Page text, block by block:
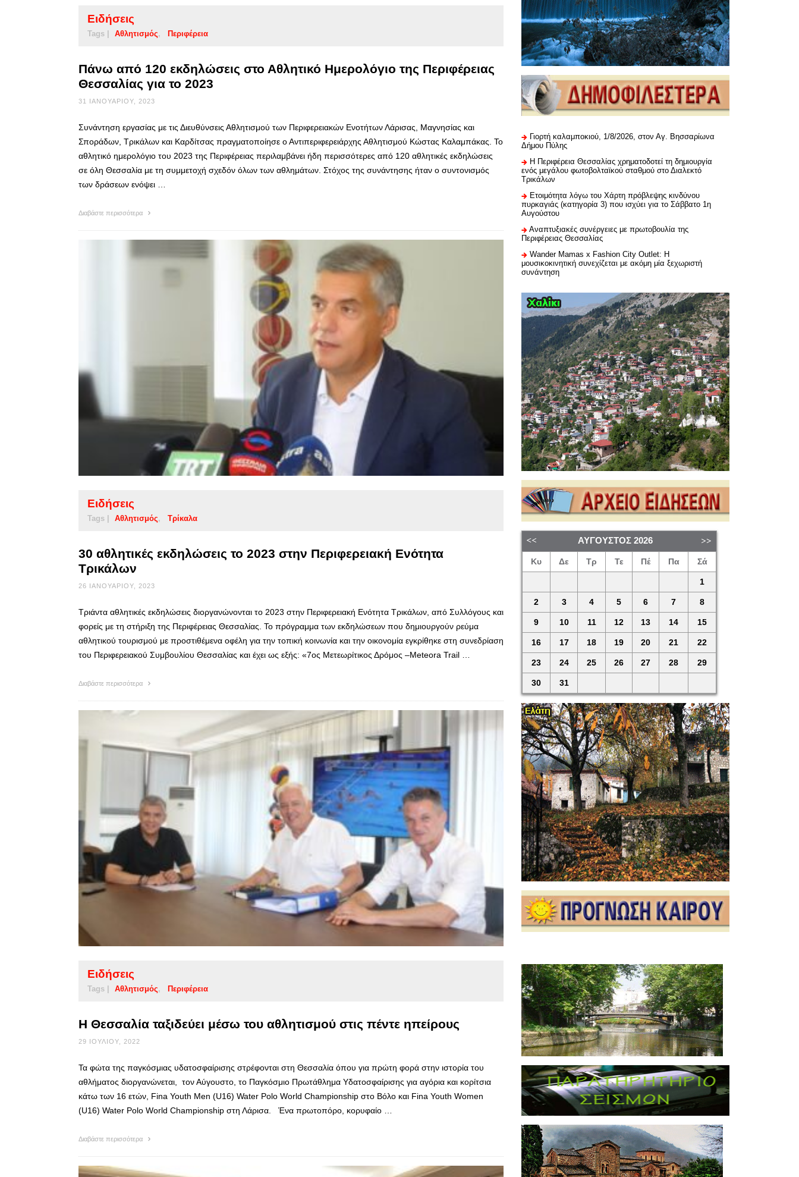
Ειδήσεις
Tags | Αθλητισμός Περιφέρεια
Πάνω από 120 εκδηλώσεις στο Αθλητικό Ημερολόγιο της Περιφέρειας
Θεσσαλίας για το 2023
31 ΙΑΝΟΥΑΡΊΟΥ, 2023
Συνάντηση εργασίας με τις Διευθύνσεις Αθλητισμού των Περιφερειακών Ενοτήτων Λάρισας, Μαγνησίας και
Σποράδων, Τρικάλων και Καρδίτσας πραγματοποίησε ο Αντιπεριφερειάρχης Αθλητισμού Κώστας Καλαμπάκας. Το
αθλητικό ημερολόγιο του 2023 της Περιφέρειας περιλαμβάνει ήδη περισσότερες από 120 αθλητικές εκδηλώσεις
σε όλη Θεσσαλία με τη συμμετοχή σχεδόν όλων των αθλημάτων. Στόχος της συνάντησης ήταν ο συντονισμός
των δράσεων ενόψει …
Διαβάστε περισσότερα
Ειδήσεις
Tags | Αθλητισμός Τρίκαλα
30 αθλητικές εκδηλώσεις το 2023 στην Περιφερειακή Ενότητα
Τρικάλων
26 ΙΑΝΟΥΑΡΊΟΥ, 2023
Τριάντα αθλητικές εκδηλώσεις διοργανώνονται το 2023 στην Περιφερειακή Ενότητα Τρικάλων, από Συλλόγους και
φορείς με τη στήριξη της Περιφέρειας Θεσσαλίας. Το πρόγραμμα των εκδηλώσεων που δημιουργούν ρεύμα
αθλητικού τουρισμού με προστιθέμενα οφέλη για την τοπική κοινωνία και την οικονομία εγκρίθηκε στη συνεδρίαση
του Περιφερειακού Συμβουλίου Θεσσαλίας και έχει ως εξής: «7ος Μετεωρίτικος Δρόμος –Meteora Trail …
Διαβάστε περισσότερα
Ειδήσεις
Tags | Αθλητισμός Περιφέρεια
Η Θεσσαλία ταξιδεύει μέσω του αθλητισμού στις πέντε ηπείρους
29 ΙΟΥΛΊΟΥ, 2022
Τα φώτα της παγκόσμιας υδατοσφαίρισης στρέφονται στη Θεσσαλία όπου για πρώτη φορά στην ιστορία του
αθλήματος διοργανώνεται, τον Αύγουστο, το Παγκόσμιο Πρωτάθλημα Υδατοσφαίρισης για αγόρια και κορίτσια
κάτω των 16 ετών, Fina Youth Men (U16) Water Polo World Championship στο Βόλο και Fina Youth Women
(U16) Water Polo World Championship στη Λάρισα. Ένα πρωτοπόρο, κορυφαίο …
Διαβάστε περισσότερα
Γιορτή καλαμποκιού, 1/8/2026, στον Αγ. Βησσαρίωνα
Δήμου Πύλης
H Περιφέρεια Θεσσαλίας χρηματοδοτεί τη δημιουργία
ενός μεγάλου φωτοβολταϊκού σταθμού στο Διαλεκτό
Τρικάλων
Ετοιμότητα λόγω του Χάρτη πρόβλεψης κινδύνου
πυρκαγιάς (κατηγορία 3) που ισχύει για το Σάββατο 1η
Αυγούστου
Αναπτυξιακές συνέργειες με πρωτοβουλία της
Περιφέρειας Θεσσαλίας
Wander Mamas x Fashion City Outlet: Η
μουσικοκινητική συνεχίζεται με ακόμη μία ξεχωριστή
συνάντηση
ΑΎΓΟΥΣΤΟΣ 2026
Κυ Δε Τρ Τε Πέ Πα Σά
1
2 3 4 5 6 7 8
9 10 11 12 13 14 15
16 17 18 19 20 21 22
23 24 25 26 27 28 29
30 31